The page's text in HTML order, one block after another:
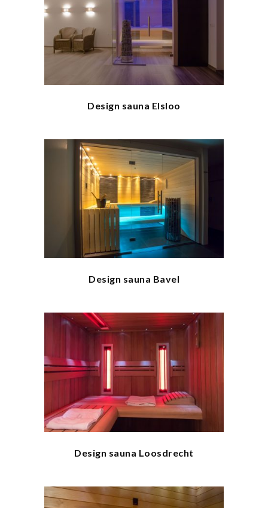
Design sauna Elsloo
Design sauna Bavel
Design sauna Loosdrecht